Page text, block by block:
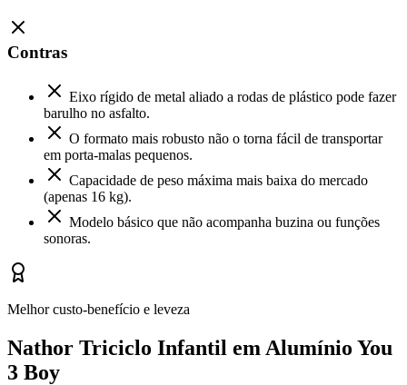
Contras
Eixo rígido de metal aliado a rodas de plástico pode fazer
barulho no asfalto.
O formato mais robusto não o torna fácil de transportar
em porta-malas pequenos.
Capacidade de peso máxima mais baixa do mercado
(apenas 16 kg).
Modelo básico que não acompanha buzina ou funções
sonoras.
Melhor custo-benefício e leveza
Nathor Triciclo Infantil em Alumínio You
3 Boy